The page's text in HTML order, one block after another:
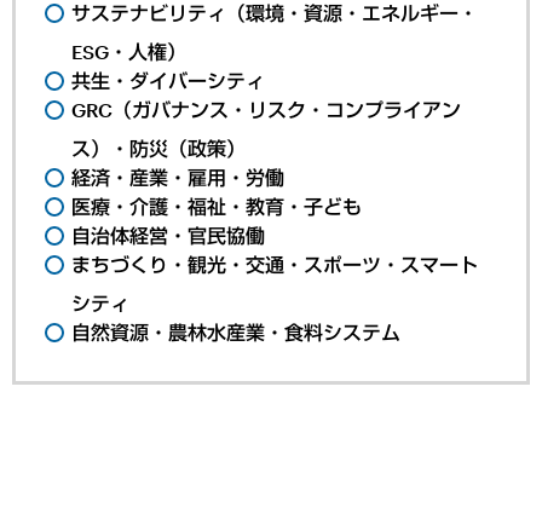
サステナビリティ（環境・資源・エネルギー・
ESG・人権）
共生・ダイバーシティ
GRC（ガバナンス・リスク・コンプライアン
ス）・防災（政策）
経済・産業・雇用・労働
医療・介護・福祉・教育・子ども
自治体経営・官民協働
まちづくり・観光・交通・スポーツ・スマート
シティ
自然資源・農林水産業・食料システム